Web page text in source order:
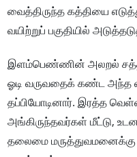
வைத்திருந்த கத்தியை
வயிற்றுப் பகுதியில்
இளம்பெண்ணின் அலறல்
ஓடி வருவதைக் கண்ட அந்த
தப்பியோடினார். இரத்த
அங்கிருந்தவர்கள் மீட்டு,
தலைமை மருத்துவமனைக்கு